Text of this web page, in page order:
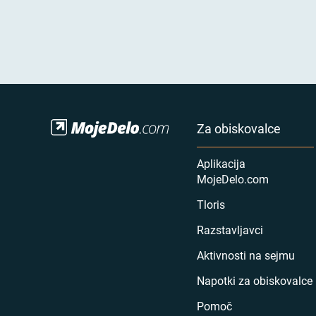
Za obiskovalce
Aplikacija
MojeDelo.com
Tloris
Razstavljavci
Aktivnosti na sejmu
Napotki za obiskovalce
Pomoč